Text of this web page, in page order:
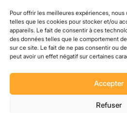
Pour offrir les meilleures expériences,
telles que les cookies pour stocker et/ou
appareils. Le fait de consentir à ces
des données telles que le comportement
sur ce site. Le fait de ne pas consentir ou
peut avoir un effet négatif sur certaines
Accepter
Refuser
Facilis corrupti dicta sit fugit